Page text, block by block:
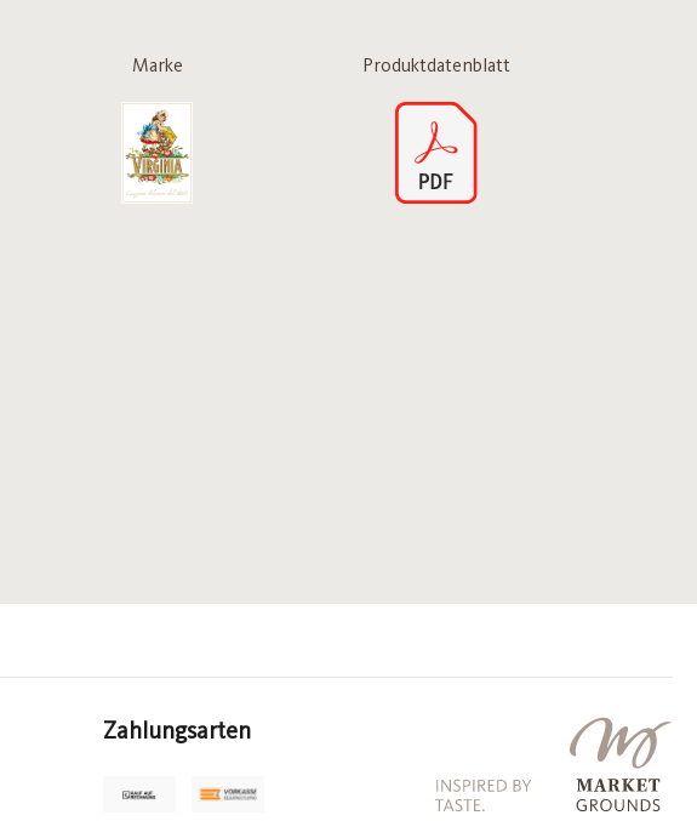
Marke Produktdatenblatt
Zahlungsarten